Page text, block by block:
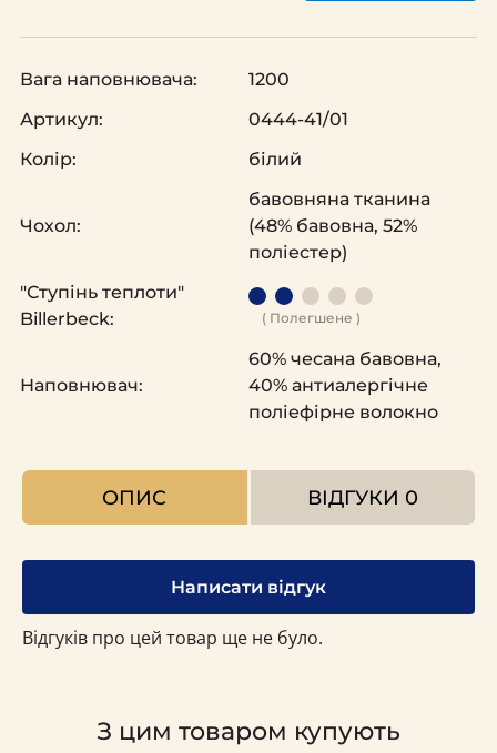
Вага наповнювача:
1200
Артикул:
0444-41/01
Колір:
білий
Чохол:
бавовняна тканина
(48% бавовна, 52%
поліестер)
"Ступінь теплоти"
Billerbeck:
( Полегшене )
Наповнювач:
60% чесана бавовна,
40% антиалергічне
поліефірне волокно
ОПИС ВІДГУКИ 0
Написати відгук
Відгуків про цей товар ще не було.
З цим товаром купують